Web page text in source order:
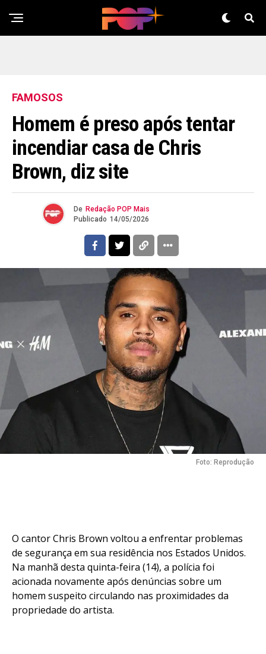
FAMOSOS
Homem é preso após tentar
incendiar casa de Chris
Brown, diz site
De Redação POP Mais
Publicado 14/05/2026
Foto: Reprodução
O cantor Chris Brown voltou a enfrentar problemas
de segurança em sua residência nos Estados Unidos.
Na manhã desta quinta-feira (14), a polícia foi
acionada novamente após denúncias sobre um
homem suspeito circulando nas proximidades da
propriedade do artista.